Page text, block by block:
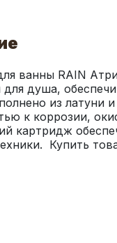
ванны RAIN
для душа,
из латуни
к коррозии,
картридж
Купить